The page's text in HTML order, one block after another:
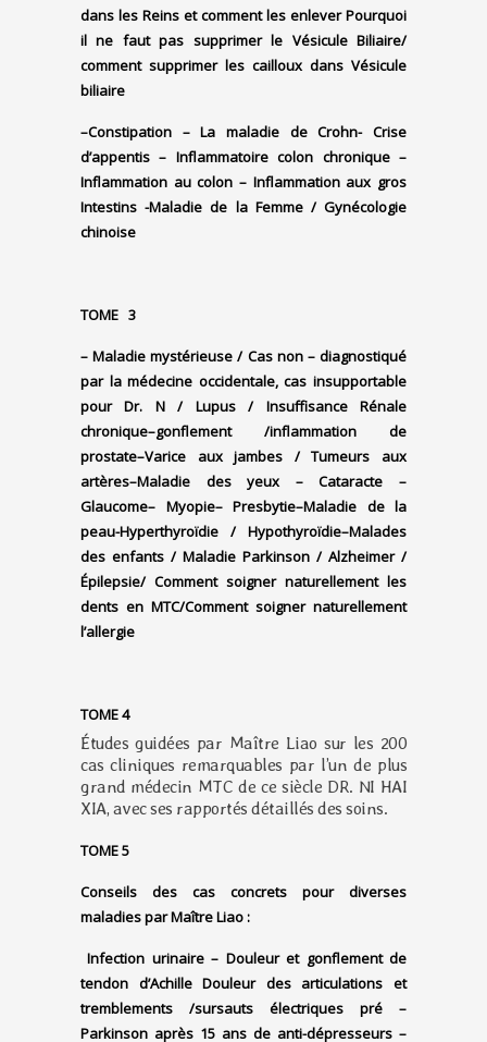
dans les Reins et comment les enleverPourquoi
il ne faut pas supprimer le Vésicule Biliaire/
comment supprimer les cailloux dans Vésicule
biliaire
–Constipation –La maladie de Crohn-Crise
d’appentis – Inflammatoire colon chronique –
Inflammation au colon – Inflammation aux gros
Intestins -Maladie de la Femme / Gynécologie
chinoise
TOME 3
–Maladie mystérieuse / Cas non – diagnostiqué
par la médecine occidentale, cas insupportable
pour Dr. N / Lupus / Insuffisance Rénale
chronique–gonflement /inflammation de
prostate–Varice aux jambes / Tumeurs aux
artères–Maladie des yeux – Cataracte–
Glaucome– Myopie– Presbytie–Maladie de la
peau-Hyperthyroïdie / Hypothyroïdie–Malades
des enfants / Maladie Parkinson / Alzheimer /
Épilepsie/ Comment soigner naturellement les
dents en MTC/Comment soigner naturellement
l’allergie
TOME 4
Études guidées par Maître Liao sur les 200
cas cliniques remarquables par l’un de plus
grand médecin MTC de ce siècle DR. NI HAI
XIA, avec ses rapportés détaillés des soins.
TOME 5
Conseils des cas concrets pour diverses
maladies par Maître Liao :
Infection urinaire – Douleur et gonflement de
tendon d’AchilleDouleur des articulations et
tremblements /sursauts électriques pré –
Parkinson après 15 ans de anti-dépresseurs –